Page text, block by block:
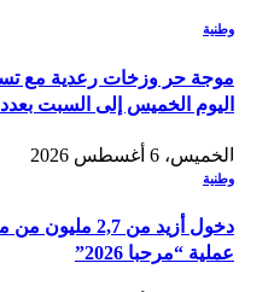
وطنية
موجة حر وزخات رعدية مع
اليوم الخميس إلى السبت
الخميس، 6 أغسطس 2026
وطنية
دخول أزيد من 2,7
عملية “مرحبا 2026”